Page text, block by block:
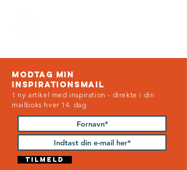
Modtag min
INSPIRATIONSMAIL
1 ny artikel med inspiration - direkte i din
mailboks hver 14. dag
Tilmeld